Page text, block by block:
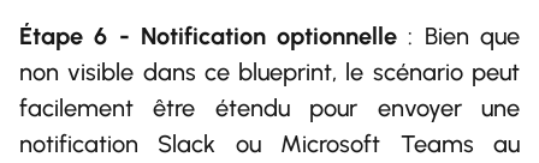
Étape 6 - Notification optionnelle : Bien que
non visible dans ce blueprint, le scénario peut
facilement être étendu pour envoyer une
notification Slack ou Microsoft Teams au